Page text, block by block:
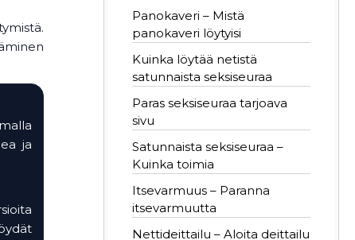
ja
Panokaveri – Mistä
panokaveri löytyisi
Kuinka löytää netistä
satunnaista seksiseuraa
Paras seksiseuraa tarjoava
sivu
Satunnaista seksiseuraa –
Kuinka toimia
Itsevarmuus – Paranna
itsevarmuutta
Nettideittailu – Aloita deittailu